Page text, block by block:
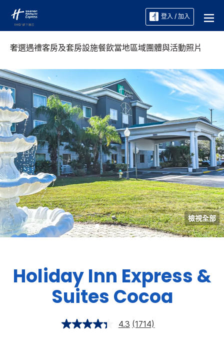
登入 / 加入
奢選遇禮客房及套房設施餐飲當地區域團體與活動照片
檢視全部
Holiday Inn Express &
Suites Cocoa
4.3 (1714)